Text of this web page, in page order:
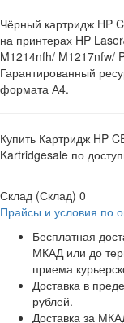
Чёрный картридж HP
на принтерах HP
M1214nfh/ M1217nfw/
Гарантированный
формата А4.
Купить Картридж HP
Kartridgesale по
Склад (Склад) 0
Прайсы и условия по
Бесплатная
МКАД или до
приема
Доставка в
рублей.
Доставка за